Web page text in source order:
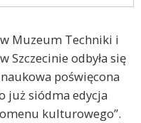
Muzeum Techniki i
Szczecinie odbyła się
poświęcona
już siódma edycja
kulturowego”.